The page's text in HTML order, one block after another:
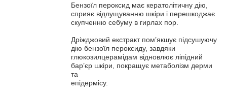
Бензоїл пероксид має кератолітичну дію,
сприяє відлущуванню шкіри і перешкоджає
скупченню себуму в гирлах пор.
Дріжджовий екстракт пом’якшує підсушуючу
дію бензоїл пероксиду, завдяки
глюкозилцерамідам відновлює ліпідний
бар’єр шкіри, покращує метаболізм дерми
та
епідермісу.